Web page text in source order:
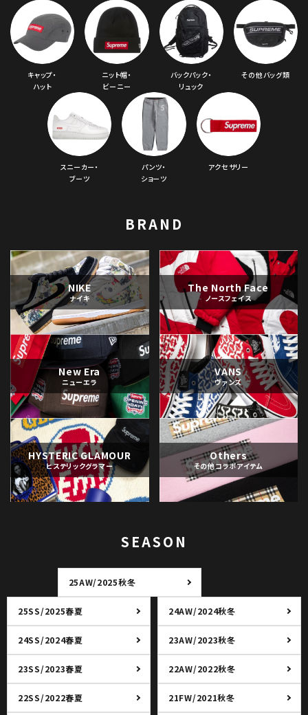
キャップ・
ハット
ニット帽・
ビーニー
バックパック・
リュック
その他バッグ類
スニーカー・
ブーツ
パンツ・
ショーツ
アクセサリー
BRAND
NIKE
ナイキ
The North Face
ノースフェイス
New Era
ニューエラ
VANS
ヴァンズ
HYSTERIC GLAMOUR
ヒステリックグラマー
Others
その他コラボアイテム
SEASON
25AW/2025秋冬
25SS/2025春夏 24AW/2024秋冬
24SS/2024春夏 23AW/2023秋冬
23SS/2023春夏 22AW/2022秋冬
22SS/2022春夏 21FW/2021秋冬